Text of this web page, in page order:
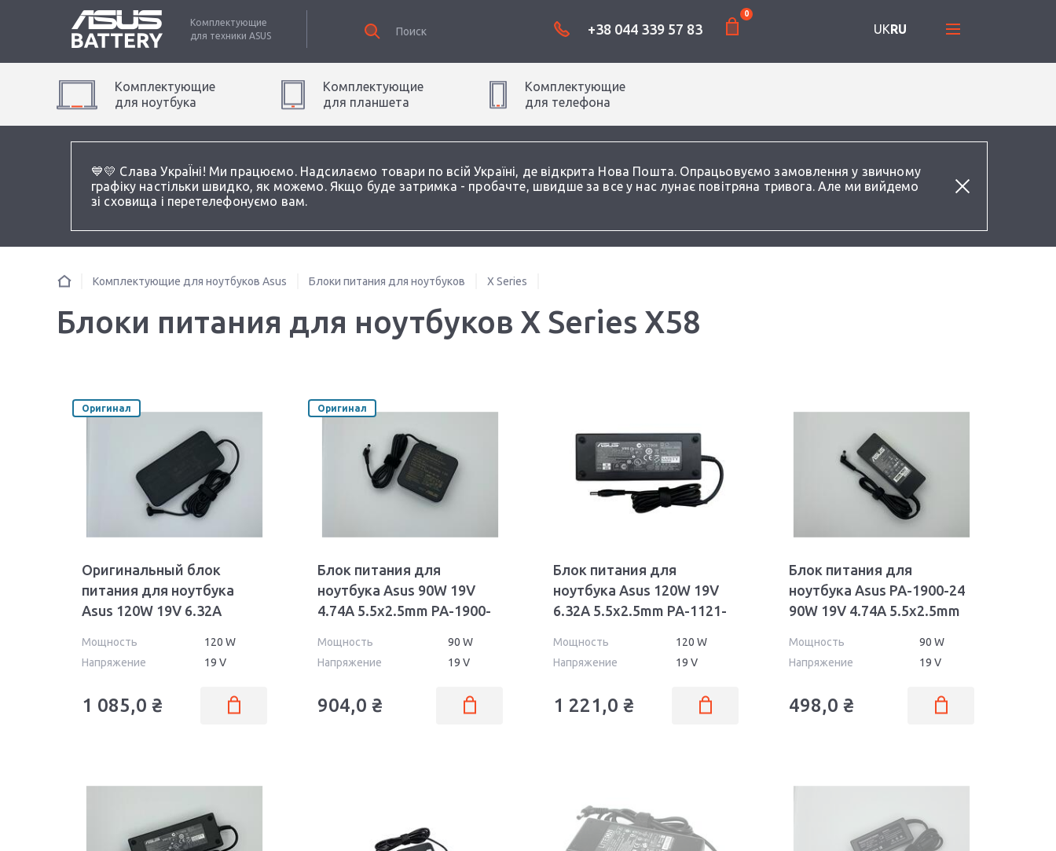
💙💛 Слава УкраЇні! Ми працюємо. Надсилаємо товари по всій Україні, де відкрита Нова Пошта. Опрацьовуємо замовлення у звичному
графіку настільки швидко, як можемо. Якщо буде затримка - пробачте, швидше за все у нас лунає повітряна тривога. Але ми вийдемо
зі сховища і перетелефонуємо вам.
Комплектующие
для техники ASUS +38 044 339 57 83
0
UKRU
Комплектующие
для ноутбука
Комплектующие
для планшета
Комплектующие
для телефона
Комплектующие для ноутбуков Asus Блоки питания для ноутбуков X Series
Блоки питания для ноутбуков X Series X58
Оригинал
Оригинальный блок
питания для ноутбука
Asus 120W 19V 6.32A
Мощность
120 W
Напряжение
19 V
1 085,0 ₴
Оригинал
Блок питания для
ноутбука Asus 90W 19V
4.74A 5.5x2.5mm PA-1900-
Мощность
90 W
Напряжение
19 V
904,0 ₴
Блок питания для
ноутбука Asus 120W 19V
6.32A 5.5x2.5mm PA-1121-
Мощность
120 W
Напряжение
19 V
1 221,0 ₴
Блок питания для
ноутбука Asus PA-1900-24
90W 19V 4.74A 5.5x2.5mm
Мощность
90 W
Напряжение
19 V
498,0 ₴